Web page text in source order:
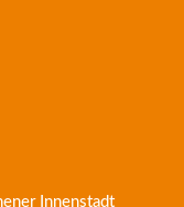
Innenstadt